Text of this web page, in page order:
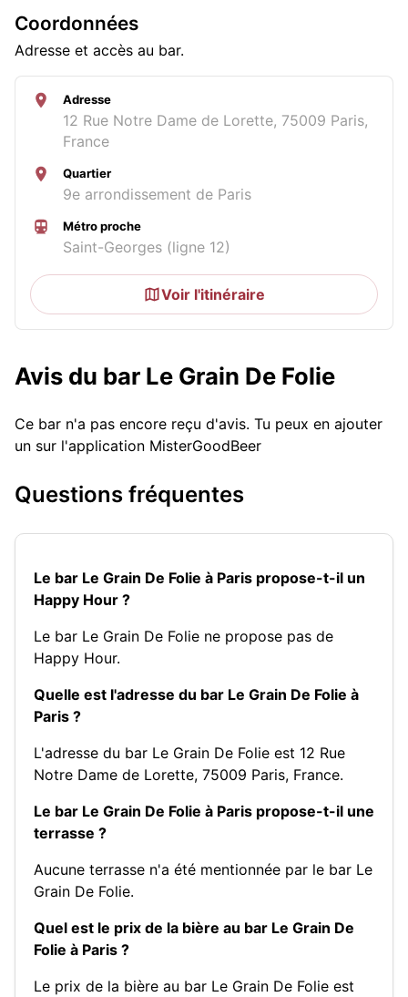
Coordonnées
Adresse et accès au bar.
Adresse
12 Rue Notre Dame de Lorette, 75009 Paris,
France
Quartier
9e arrondissement de Paris
Métro proche
Saint-Georges (ligne 12)
Voir l'itinéraire
Avis du bar Le Grain De Folie
Ce bar n'a pas encore reçu d'avis. Tu peux en ajouter
un sur l'application MisterGoodBeer
Questions fréquentes
Le bar Le Grain De Folie à Paris propose-t-il un
Happy Hour ?
Le bar Le Grain De Folie ne propose pas de
Happy Hour.
Quelle est l'adresse du bar Le Grain De Folie à
Paris ?
L'adresse du bar Le Grain De Folie est 12 Rue
Notre Dame de Lorette, 75009 Paris, France.
Le bar Le Grain De Folie à Paris propose-t-il une
terrasse ?
Aucune terrasse n'a été mentionnée par le bar Le
Grain De Folie.
Quel est le prix de la bière au bar Le Grain De
Folie à Paris ?
Le prix de la bière au bar Le Grain De Folie est